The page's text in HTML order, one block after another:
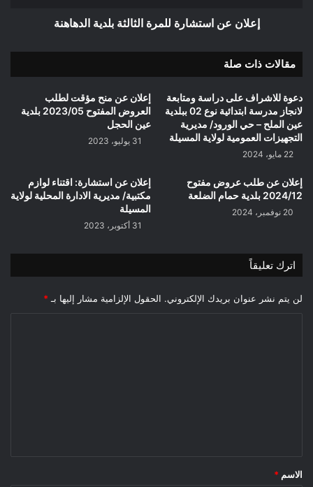
إعلان عن استشارة للمرة الثالثة بلدية الدهاهنة
مقالات ذات صلة
دعوة للاشراف على دراسة ومتابعة
لانجاز مدرسة ابتدائية نوع 02 ببلدية
عين الملح – حي الورود/ مديرية
التجهيزات العمومية لولاية المسيلة
22 مايو، 2024
إعلان عن منح مؤقت لطلب
العروض المفتوح 2023/05 بلدية
عين الحجل
31 يوليو، 2023
إعلان عن طلب عروض مفتوح
2024/12 بلدية حمام الضلعة
20 نوفمبر، 2024
إعلان عن استشارة: اقتناء لوازم
مكتبية/ مديرية الادارة المحلية لولاية
المسيلة
31 أكتوبر، 2023
اترك تعليقاً
لن يتم نشر عنوان بريدك الإلكتروني. الحقول الإلزامية مشار إليها بـ *
*
الاسم *